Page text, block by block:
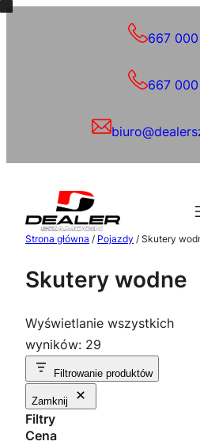
667
667
Strona główna / Pojazdy / Skutery
Skutery wodne
Wyświetlanie wszystkich
wyników: 29
według
popularności
Filtrowanie produktów
Zamknij
Filtry
Cena